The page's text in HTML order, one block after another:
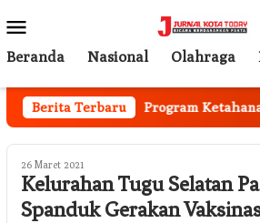
ke
kontenMobile
Beranda Nasional Olahraga
Berita Terbaru
Berjalan Program Ketahanan
26 Maret 2021
Kelurahan Tugu Selatan
Spanduk Gerakan